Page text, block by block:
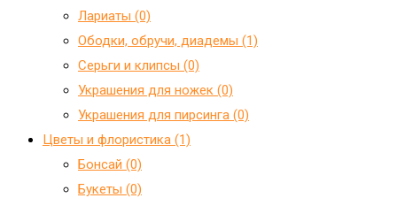
Лариаты (0)
Ободки, обручи, диадемы (1)
Серьги и клипсы (0)
Украшения для ножек (0)
Украшения для пирсинга (0)
Цветы и флористика (1)
Бонсай (0)
Букеты (0)